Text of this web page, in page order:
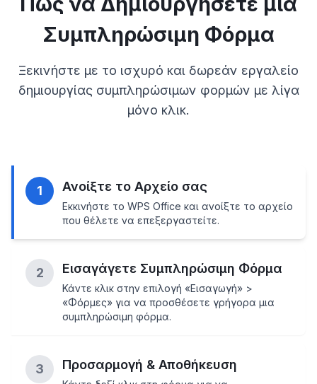
Συμπληρώσιμη Φόρμα
Ξεκινήστε με το ισχυρό και δωρεάν εργαλείο
δημιουργίας συμπληρώσιμων φορμών με λίγα
μόνο κλικ.
1 Ανοίξτε το Αρχείο σας
Εκκινήστε το WPS Office και ανοίξτε το αρχείο
που θέλετε να επεξεργαστείτε.
2 Εισαγάγετε Συμπληρώσιμη Φόρμα
Κάντε κλικ στην επιλογή «Εισαγωγή» >
«Φόρμες» για να προσθέσετε γρήγορα μια
συμπληρώσιμη φόρμα.
3 Προσαρμογή & Αποθήκευση